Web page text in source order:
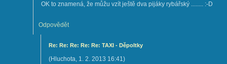
OK to znamená, že můžu vzít ještě dva pijáky rybářský ........ :-D
Odpovědět
Re: Re: Re: Re: Re: TAXI - Děpoltky
(Hluchota, 1. 2. 2013 16:41)